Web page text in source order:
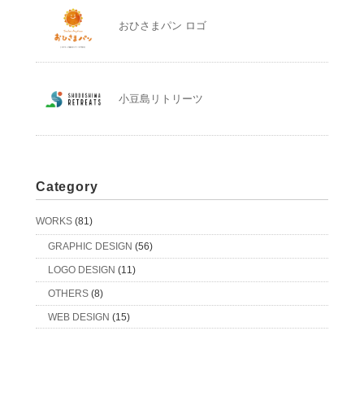
おひさまパン ロゴ
小豆島リトリーツ
Category
WORKS (81)
GRAPHIC DESIGN (56)
LOGO DESIGN (11)
OTHERS (8)
WEB DESIGN (15)